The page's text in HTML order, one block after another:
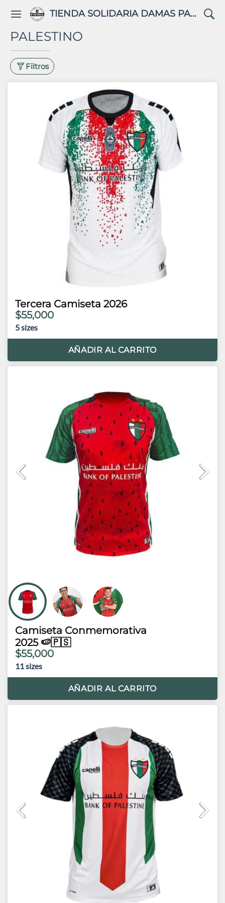
TIENDA SOLIDARIA DAMAS PALESTINAS
PALESTINO
Filtros
Tercera Camiseta 2026
$55,000
5sizes
AÑADIR AL CARRITO
Camiseta Conmemorativa
2025 🍉🇵🇸
$55,000
11 sizes
AÑADIR AL CARRITO